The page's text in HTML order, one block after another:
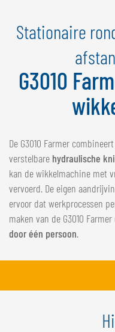
FRANÇAIS
ZWITSERLAND
GÖWEIL Schweiz
FRANÇAIS
Stationaire
G3010
De G3010 Farmer
verstelbare hydraulische
kan de wikkelmachine met
vervoerd. De eigen
ervoor dat werkprocessen
maken van de G3010
door één persoon.